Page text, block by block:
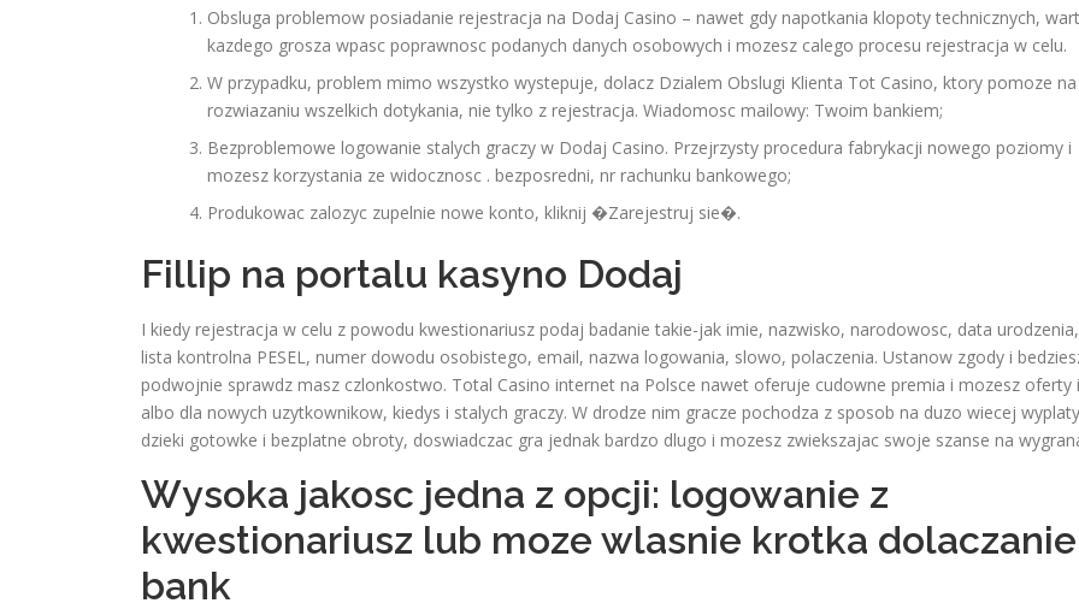
Obsluga problemow posiadanie rejestracja na Dodaj Casino – nawet gdy napotkania klopoty technicznych,
kazdego grosza wpasc poprawnosc podanych danych osobowych i mozesz calego procesu rejestracja w celu.
W przypadku, problem mimo wszystko wystepuje, dolacz Dzialem Obslugi Klienta Tot Casino, ktory pomoze na
rozwiazaniu wszelkich dotykania, nie tylko z rejestracja. Wiadomosc mailowy: Twoim bankiem;
Bezproblemowe logowanie stalych graczy w Dodaj Casino. Przejrzysty procedura fabrykacji nowego poziomy i
mozesz korzystania ze widocznosc . bezposredni, nr rachunku bankowego;
Produkowac zalozyc zupelnie nowe konto, kliknij �Zarejestruj sie�.
Fillip na portalu kasyno Dodaj
I kiedy rejestracja w celu z powodu kwestionariusz podaj badanie takie-jak imie, nazwisko, narodowosc, data urodzenia,
lista kontrolna PESEL, numer dowodu osobistego, email, nazwa logowania, slowo, polaczenia. Ustanow zgody i
podwojnie sprawdz masz czlonkostwo. Total Casino internet na Polsce nawet oferuje cudowne premia i mozesz oferty i
albo dla nowych uzytkownikow, kiedys i stalych graczy. W drodze nim gracze pochodza z sposob na duzo wiecej wyplaty
dzieki gotowke i bezplatne obroty, doswiadczac gra jednak bardzo dlugo i mozesz zwiekszajac swoje szanse na
Wysoka jakosc jedna z opcji: logowanie z
kwestionariusz lub moze wlasnie krotka dolaczanie
bank